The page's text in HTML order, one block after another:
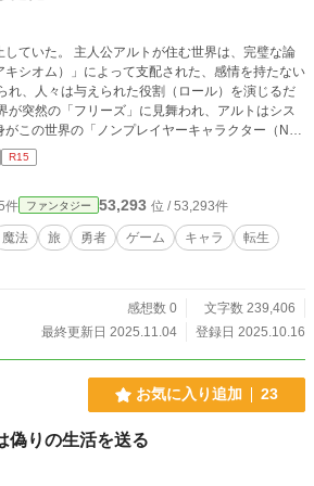
む世界は、完璧な論
シオム）」によって支配された、感情を持たない
れ、人々は与えられた役割（ロール）を演じるだ
この世界の「ノンプレイヤーキャラクター（NP
ログラムを拒絶
一の「エラーコード」として覚醒した。 アル
理者（ガーディアン）を名乗る謎の存在は告げ
書きしろ」 アルトの使命は、世界の
、不完全な感情を宿した3人の特殊なNPCたち——
間とすること。 これは、自身が機械
運命と、冷たい公理に抗う。
R15
件 ファンタジー 53,293 位 / 53,293件
魔法 旅 勇者 ゲーム キャラ
転生
感想数 0
文字数 239,406
最終更新日 2025.11.04
登録日 2025.10.16
お気に入り追加 23
偽りの生活を送る